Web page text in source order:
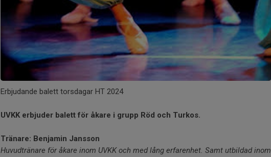
Erbjudande balett torsdagar HT 2024
UVKK erbjuder balett för åkare i grupp Röd och Turkos.
Tränare: Benjamin Jansson
Huvudtränare för åkare inom UVKK och med lång erfarenhet. Samt utbildad inom